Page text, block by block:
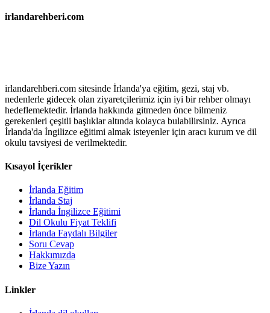
irlandarehberi.com
irlandarehberi.com sitesinde İrlanda'ya eğitim, gezi, staj vb.
nedenlerle gidecek olan ziyaretçilerimiz için iyi bir rehber olmayı
hedeflemektedir. İrlanda hakkında gitmeden önce bilmeniz
gerekenleri çeşitli başlıklar altında kolayca bulabilirsiniz. Ayrıca
İrlanda'da İngilizce eğitimi almak isteyenler için aracı kurum ve dil
okulu tavsiyesi de verilmektedir.
Kısayol İçerikler
İrlanda Eğitim
İrlanda Staj
İrlanda İngilizce Eğitimi
Dil Okulu Fiyat Teklifi
İrlanda Faydalı Bilgiler
Soru Cevap
Hakkımızda
Bize Yazın
Linkler